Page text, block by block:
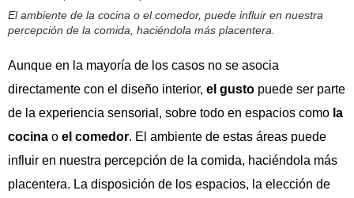
El ambiente de la cocina o el comedor, puede influir en nuestra
percepción de la comida, haciéndola más placentera.
Aunque en la mayoría de los casos no se asocia
directamente con el diseño interior, el gusto puede ser parte
de la experiencia sensorial, sobre todo en espacios como la
cocina o el comedor. El ambiente de estas áreas puede
influir en nuestra percepción de la comida, haciéndola más
placentera. La disposición de los espacios, la elección de